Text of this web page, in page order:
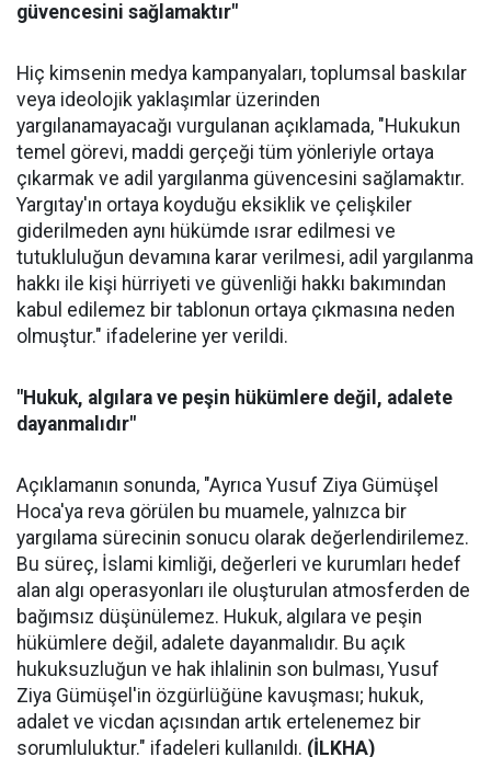
güvencesini sağlamaktır"
Hiç kimsenin medya kampanyaları, toplumsal baskılar
veya ideolojik yaklaşımlar üzerinden
yargılanamayacağı vurgulanan açıklamada, "Hukukun
temel görevi, maddi gerçeği tüm yönleriyle ortaya
çıkarmak ve adil yargılanma güvencesini sağlamaktır.
Yargıtay'ın ortaya koyduğu eksiklik ve çelişkiler
giderilmeden aynı hükümde ısrar edilmesi ve
tutukluluğun devamına karar verilmesi, adil yargılanma
hakkı ile kişi hürriyeti ve güvenliği hakkı bakımından
kabul edilemez bir tablonun ortaya çıkmasına neden
olmuştur." ifadelerine yer verildi.
"Hukuk, algılara ve peşin hükümlere değil, adalete
dayanmalıdır"
Açıklamanın sonunda, "Ayrıca Yusuf Ziya Gümüşel
Hoca'ya reva görülen bu muamele, yalnızca bir
yargılama sürecinin sonucu olarak değerlendirilemez.
Bu süreç, İslami kimliği, değerleri ve kurumları hedef
alan algı operasyonları ile oluşturulan atmosferden de
bağımsız düşünülemez. Hukuk, algılara ve peşin
hükümlere değil, adalete dayanmalıdır. Bu açık
hukuksuzluğun ve hak ihlalinin son bulması, Yusuf
Ziya Gümüşel'in özgürlüğüne kavuşması; hukuk,
adalet ve vicdan açısından artık ertelenemez bir
sorumluluktur." ifadeleri kullanıldı. (İLKHA)